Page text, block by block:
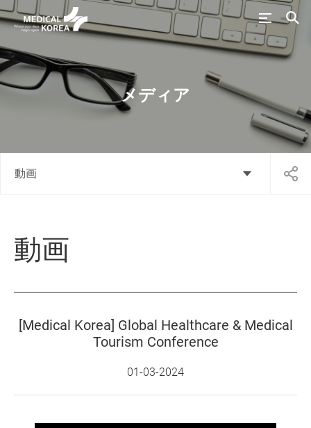
メディア
動画
動画
[Medical Korea] Global Healthcare & Medical
Tourism Conference
01-03-2024